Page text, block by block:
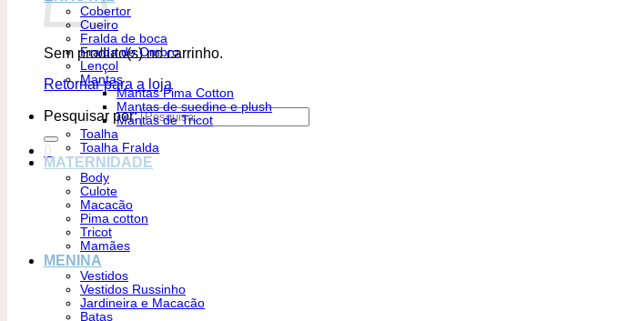
Sem produto(s) no carrinho.
Retornar para a loja
Pesquisar por:
Cobertor
Cueiro
Fralda de boca
Fralda de Ombro
Lençol
Mantas
Mantas Pima Cotton
Mantas de suedine e plush
Mantas de Tricot
Toalha
Toalha Fralda
MATERNIDADE
Body
Culote
Macacão
Pima cotton
Tricot
Mamães
MENINA
Vestidos
Vestidos Russinho
Jardineira e Macacão
Batas